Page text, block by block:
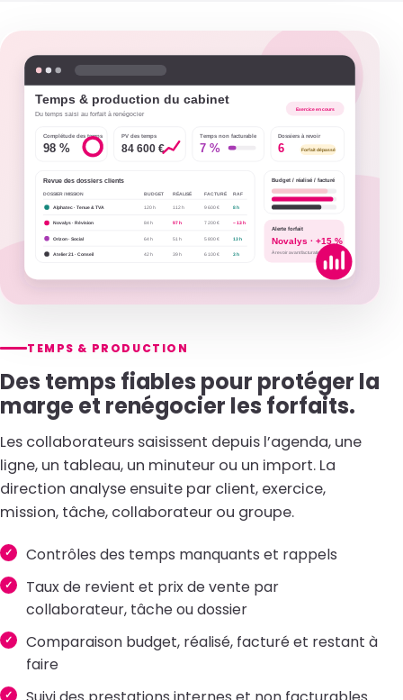
TEMPS & PRODUCTION
Des temps fiables pour protéger la
marge et renégocier les forfaits.
Les collaborateurs saisissent depuis l’agenda, une
ligne, un tableau, un minuteur ou un import. La
direction analyse ensuite par client, exercice,
mission, tâche, collaborateur ou groupe.
Contrôles des temps manquants et rappels
Taux de revient et prix de vente par
collaborateur, tâche ou dossier
Comparaison budget, réalisé, facturé et restant à
faire